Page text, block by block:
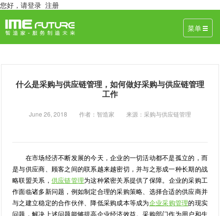
您好， 请登录 注册
菜单
什么是采购与供应链管理，如何做好采购与供应链管理
工作
June 26, 2018 作者：智造家 来源：采购与供应链管理
在市场经济不断发展的今天，企业的一切活动都不是孤立的，而
是与供应商、顾客之间的联系越来越密切，并与之形成一种长期的战
略联盟关系， 供应链管理为这种紧密关系提供了保障。企业的采购工
作面临诸多新问题，例如制定合理的采购策略、选择合适的供应商并
与之建立稳定的合作伙伴、降低采购成本等成为企业采购管理的现实
问题，解决上述问题能够提高企业经济效益。采购部门作为用户和生